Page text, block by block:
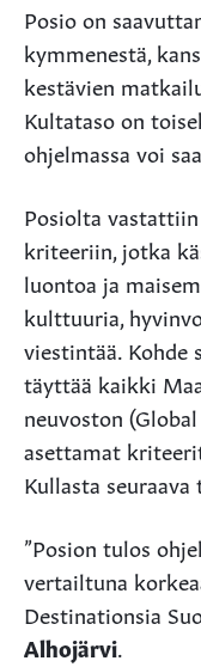
Posio on
kymmenestä,
kestävien
Kultataso on
ohjelmassa voi
Posiolta
kriteeriin, jotka
luontoa ja
kulttuuria,
viestintää. Kohde
täyttää kaikki
neuvoston
asettamat
Kullasta seuraava
”Posion tulos
vertailtuna
Destinationsia
Alhojärvi